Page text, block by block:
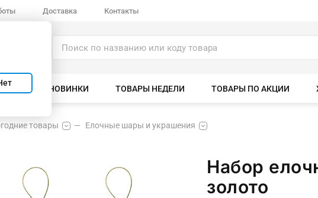
Доставка Контакты
НОВИНКИ ТОВАРЫ НЕДЕЛИ ТОВАРЫ ПО АКЦИИ
товары Елочные шары и украшения
Набор
золото